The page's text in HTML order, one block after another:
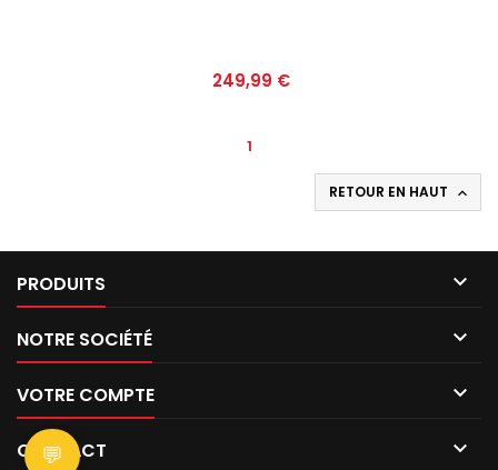
Prix
249,99 €
1
RETOUR EN HAUT 
PRODUITS 
NOTRE SOCIÉTÉ 
VOTRE COMPTE 
CONTACT 
💬